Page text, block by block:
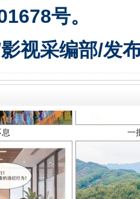
号。
视采编部/发
息 一